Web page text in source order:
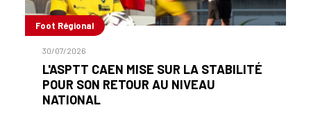
Foot Régional
30/07/2026
L'ASPTT CAEN MISE SUR LA STABILITÉ
POUR SON RETOUR AU NIVEAU
NATIONAL